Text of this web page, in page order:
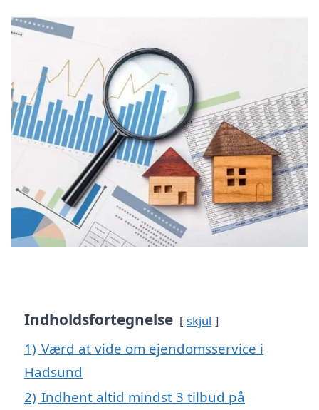
Indholdsfortegnelse skjul
1) Værd at vide om ejendomsservice i
Hadsund
2) Indhent altid mindst 3 tilbud på